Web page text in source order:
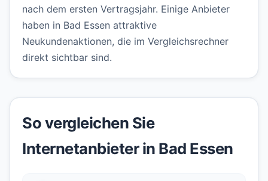
nach dem ersten Vertragsjahr. Einige Anbieter
haben in Bad Essen attraktive
Neukundenaktionen, die im Vergleichsrechner
direkt sichtbar sind.
So vergleichen Sie
Internetanbieter in Bad Essen